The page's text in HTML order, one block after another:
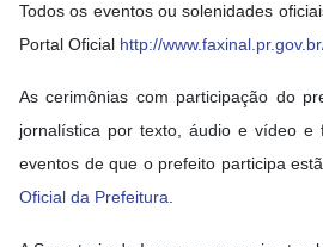
Todos os eventos ou solenidades
Portal Oficial http://
As cerimônias com participação do
jornalística por texto, áudio e vídeo e
eventos de que o prefeito participa
Oficial da Prefeitura